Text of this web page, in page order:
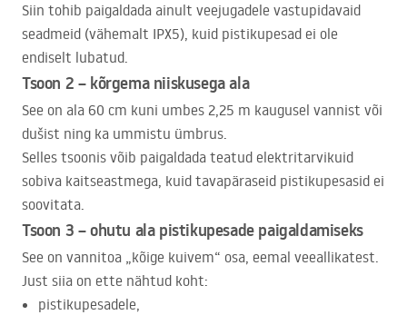
Siin tohib paigaldada ainult veejugadele vastupidavaid
seadmeid (vähemalt IPX5), kuid pistikupesad ei ole
endiselt lubatud.
Tsoon 2 – kõrgema niiskusega ala
See on ala 60 cm kuni umbes 2,25 m kaugusel vannist või
dušist ning ka ummistu ümbrus.
Selles tsoonis võib paigaldada teatud elektritarvikuid
sobiva kaitseastmega, kuid tavapäraseid pistikupesasid ei
soovitata.
Tsoon 3 – ohutu ala pistikupesade paigaldamiseks
See on vannitoa „kõige kuivem“ osa, eemal veeallikatest.
Just siia on ette nähtud koht:
pistikupesadele,